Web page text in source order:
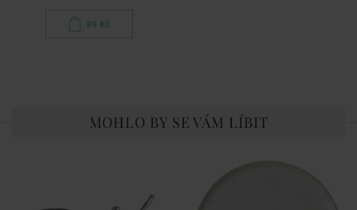
99 Kč
MOHLO BY SE VÁM LÍBIT